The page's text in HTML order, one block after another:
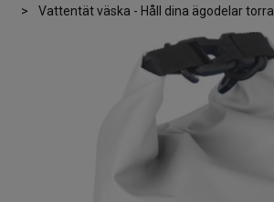
Vattentät väska - Håll dina ägodelar torra